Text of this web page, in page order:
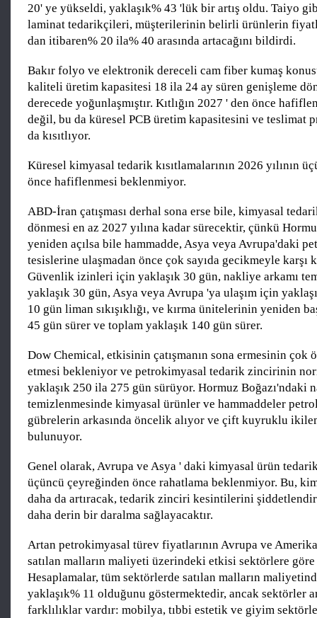
20' ye yükseldi, yaklaşık% 43 'lük bir artış oldu. Taiyo
laminat tedarikçileri, müşterilerinin belirli ürünlerin
dan itibaren% 20 ila% 40 arasında artacağını bildirdi.
Bakır folyo ve elektronik dereceli cam fiber kumaş
kaliteli üretim kapasitesi 18 ila 24 ay süren genişleme
derecede yoğunlaşmıştır. Kıtlığın 2027 ' den önce
değil, bu da küresel PCB üretim kapasitesini ve teslimat
da kısıtlıyor.
Küresel kimyasal tedarik kısıtlamalarının 2026 yılının
önce hafiflenmesi beklenmiyor.
ABD-İran çatışması derhal sona erse bile, kimyasal
dönmesi en az 2027 yılına kadar sürecektir, çünkü
yeniden açılsa bile hammadde, Asya veya Avrupa'daki
tesislerine ulaşmadan önce çok sayıda gecikmeyle karşı
Güvenlik izinleri için yaklaşık 30 gün, nakliye arkamı
yaklaşık 30 gün, Asya veya Avrupa 'ya ulaşım için
10 gün liman sıkışıklığı, ve kırma ünitelerinin yeniden
45 gün sürer ve toplam yaklaşık 140 gün sürer.
Dow Chemical, etkisinin çatışmanın sona ermesinin çok
etmesi bekleniyor ve petrokimyasal tedarik zincirinin
yaklaşık 250 ila 275 gün sürüyor. Hormuz Boğazı'ndaki
temizlenmesinde kimyasal ürünler ve hammaddeler
gübrelerin arkasında öncelik alıyor ve çift kuyruklu
bulunuyor.
Genel olarak, Avrupa ve Asya ' daki kimyasal ürün
üçüncü çeyreğinden önce rahatlama beklenmiyor. Bu,
daha da artıracak, tedarik zinciri kesintilerini
daha derin bir daralma sağlayacaktır.
Artan petrokimyasal türev fiyatlarının Avrupa ve
satılan malların maliyeti üzerindeki etkisi sektörlere
Hesaplamalar, tüm sektörlerde satılan malların
yaklaşık% 11 olduğunu göstermektedir, ancak sektörler
farklılıklar vardır: mobilya, tıbbi estetik ve giyim